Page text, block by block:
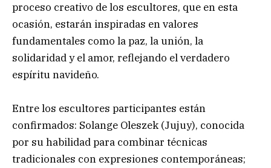
proceso creativo de los escultores, que en esta
ocasión, estarán inspiradas en valores
fundamentales como la paz, la unión, la
solidaridad y el amor, reflejando el verdadero
espíritu navideño.
Entre los escultores participantes están
confirmados: Solange Oleszek (Jujuy), conocida
por su habilidad para combinar técnicas
tradicionales con expresiones contemporáneas;